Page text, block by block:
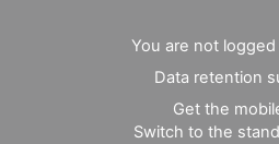
You are not logged
Data retention
Get the
Switch to the